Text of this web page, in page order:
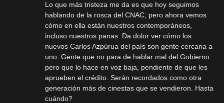
Lo que más tristeza me da es que hoy seguimos
hablando de la rosca del CNAC, pero ahora vemos
cómo en ella están nuestros contemporáneos,
incluso nuestros panas. Da dolor ver cómo los
nuevos Carlos Azpúrua del país son gente cercana a
uno. Gente que no para de hablar mal del Gobierno
pero que lo hace en voz baja, pendiente de que les
aprueben el crédito. Serán recordados como otra
generación más de cinestas que se vendieron. Hasta
cuándo?